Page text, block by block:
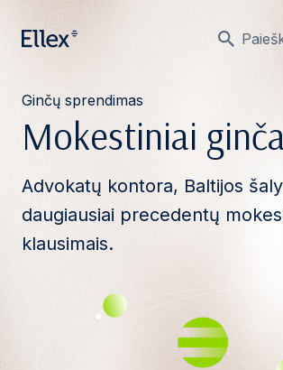
Ginčų sprendimas
Mokestiniai
Advokatų kontora, Baltijos
daugiausiai precedentų
klausimais.